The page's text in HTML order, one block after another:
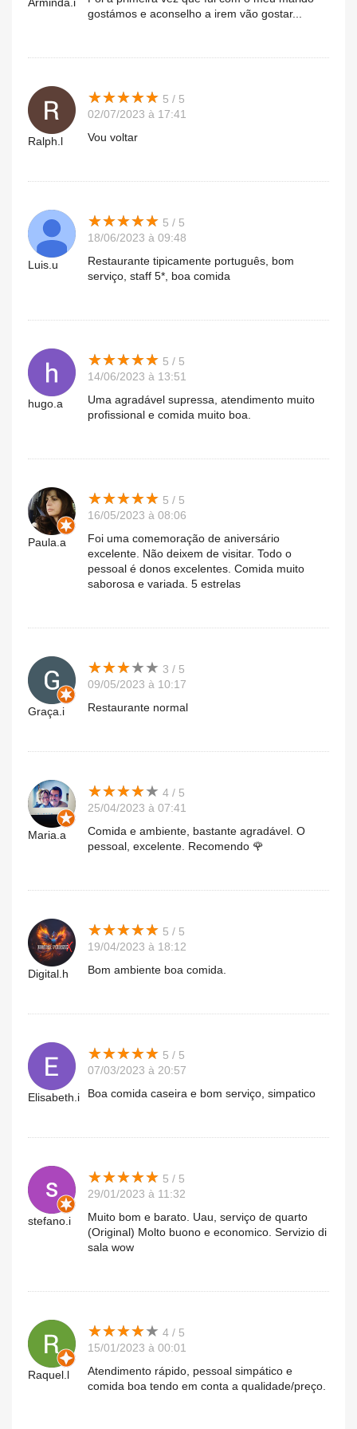
gostámos e aconselho a irem vão gostar...
Ralph.l
★★★★★
★★★★★ 5 / 5
02/07/2023 à 17:41
Vou voltar
Luis.u
★★★★★
★★★★★ 5 / 5
18/06/2023 à 09:48
Restaurante tipicamente português, bom
serviço, staff 5*, boa comida
hugo.a
★★★★★
★★★★★ 5 / 5
14/06/2023 à 13:51
Uma agradável supressa, atendimento muito
profissional e comida muito boa.
Paula.a
★★★★★
★★★★★ 5 / 5
16/05/2023 à 08:06
Foi uma comemoração de aniversário
excelente. Não deixem de visitar. Todo o
pessoal é donos excelentes. Comida muito
saborosa e variada. 5 estrelas
Graça.i
★★★★★
★★★★★ 3 / 5
09/05/2023 à 10:17
Restaurante normal
Maria.a
★★★★★
★★★★★ 4 / 5
25/04/2023 à 07:41
Comida e ambiente, bastante agradável. O
pessoal, excelente. Recomendo 🌹
Digital.h
★★★★★
★★★★★ 5 / 5
19/04/2023 à 18:12
Bom ambiente boa comida.
Elisabeth.i
★★★★★
★★★★★ 5 / 5
07/03/2023 à 20:57
Boa comida caseira e bom serviço, simpatico
stefano.i
★★★★★
★★★★★ 5 / 5
29/01/2023 à 11:32
Muito bom e barato. Uau, serviço de quarto
(Original) Molto buono e economico. Servizio di
sala wow
Raquel.l
★★★★★
★★★★★ 4 / 5
15/01/2023 à 00:01
Atendimento rápido, pessoal simpático e
comida boa tendo em conta a qualidade/preço.